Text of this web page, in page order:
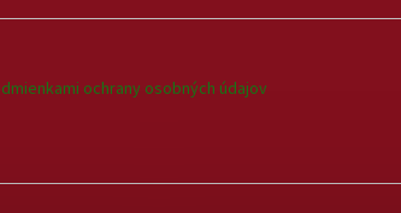
k
p
ochrany osobných údajov